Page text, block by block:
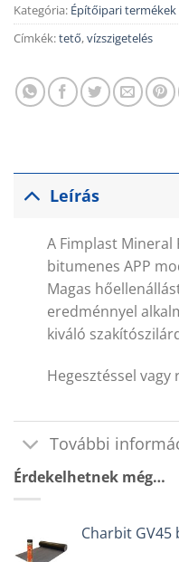
Kategória: Építőipari termékek
Címkék:tető,vízszigetelés
Leírás
A Fimplast Mineral
bitumenes APP
Magas
eredménnyel
kiváló
Hegesztéssel
További
Érdekelhetnek még…
Charbit